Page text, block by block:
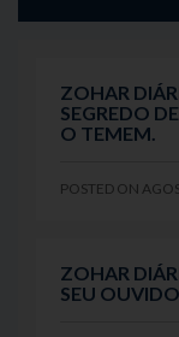
ZOHAR
SEGREDO
O TEMEM.
POSTED ON
ZOHAR
SEU